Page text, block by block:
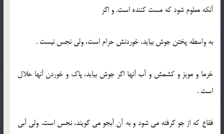
آنکه معلوم شود که مست کننده است. و اگر
به واسطه پختن جوش بیاید، خوردنش حرام است، ولی نجس نیست .
خرما و مویز و کشمش و آب آنها اگر جوش بیاید، پاک و خوردن آنها حلال
است .
فقاع که از جو گرفته می شود و به آن آبجو می گویند، نجس است. ولی آبی